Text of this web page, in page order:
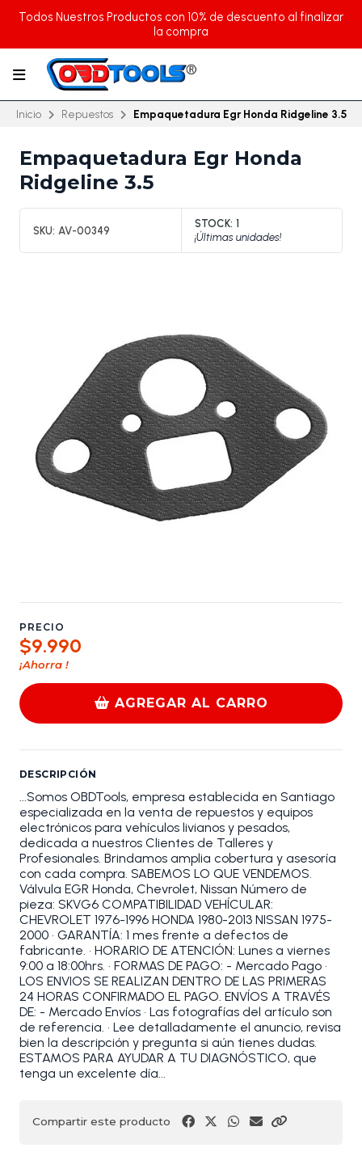
Todos Nuestros Productos con 10% de descuento al finalizar
la compra
Inicio Repuestos Empaquetadura Egr Honda Ridgeline 3.5
Empaquetadura Egr Honda
Ridgeline 3.5
SKU: AV-00349
STOCK: 1
¡Últimas unidades!
PRECIO
$9.990
¡Ahorra !
AGREGAR AL CARRO
DESCRIPCIÓN
...Somos OBDTools, empresa establecida en Santiago
especializada en la venta de repuestos y equipos
electrónicos para vehículos livianos y pesados,
dedicada a nuestros Clientes de Talleres y
Profesionales. Brindamos amplia cobertura y asesoría
con cada compra. SABEMOS LO QUE VENDEMOS.
Válvula EGR Honda, Chevrolet, Nissan Número de
pieza: SKVG6 COMPATIBILIDAD VEHÍCULAR:
CHEVROLET 1976-1996 HONDA 1980-2013 NISSAN 1975-
2000 • GARANTÍA: 1 mes frente a defectos de
fabricante. • HORARIO DE ATENCIÓN: Lunes a viernes
9:00 a 18:00hrs. • FORMAS DE PAGO: - Mercado Pago •
LOS ENVIOS SE REALIZAN DENTRO DE LAS PRIMERAS
24 HORAS CONFIRMADO EL PAGO. ENVÍOS A TRAVÉS
DE: - Mercado Envíos • Las fotografías del artículo son
de referencia. • Lee detalladamente el anuncio, revisa
bien la descripción y pregunta si aún tienes dudas.
ESTAMOS PARA AYUDAR A TU DIAGNÓSTICO, que
tenga un excelente día...
Compartir este producto